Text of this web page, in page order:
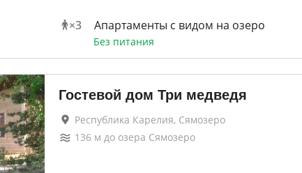
×3 Апартаменты с видом на озеро
Без питания
Гостевой дом Три медведя
Республика Карелия, Сямозеро
136м до озера Сямозеро